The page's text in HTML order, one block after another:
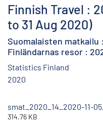
Finnish Travel :
to 31 Aug 2020)
Suomalaisten matkailu
Finländarnas resor :
Statistics Finland
2020
smat_2020_14_2020-11-
314.76 KB